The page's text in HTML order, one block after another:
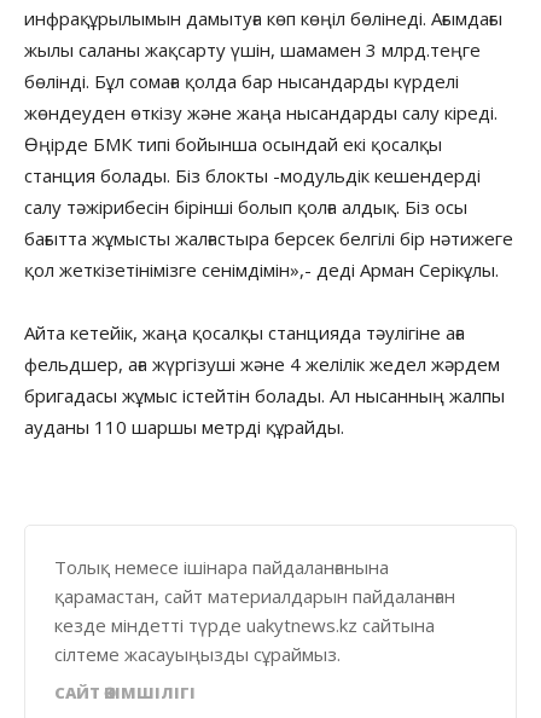
инфрақұрылымын дамытуға көп көңіл бөлінеді. Ағымдағы
жылы саланы жақсарту үшін, шамамен 3 млрд.теңге
бөлінді. Бұл сомаға қолда бар нысандарды күрделі
жөндеуден өткізу және жаңа нысандарды салу кіреді.
Өңірде БМК типі бойынша осындай екі қосалқы
станция болады. Біз блокты -модульдік кешендерді
салу тәжірибесін бірінші болып қолға алдық. Біз осы
бағытта жұмысты жалғастыра берсек белгілі бір нәтижеге
қол жеткізетінімізге сенімдімін»,- деді Арман Серікұлы.
Айта кетейік, жаңа қосалқы станцияда тәулігіне аға
фельдшер, аға жүргізуші және 4 желілік жедел жәрдем
бригадасы жұмыс істейтін болады. Ал нысанның жалпы
ауданы 110 шаршы метрді құрайды.
Толық немесе ішінара пайдаланғанына
қарамастан, сайт материалдарын пайдаланған
кезде міндетті түрде uakytnews.kz сайтына
сілтеме жасауыңызды сұраймыз.
САЙТ ӘКІМШІЛІГІ